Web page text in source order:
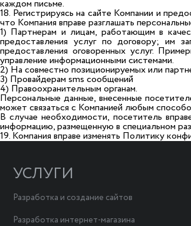
каждом письме.
18. Регистрируясь на сайте Компании и
что Компания вправе разглашать
1) Партнерам и лицам, работающим в
предоставления услуг по договору; им
предоставления оговоренных услуг.
управление информационными системами.
2) На совместно позиционируемых или
3) Провайдерам sms сообщений
4) Правоохранительным органам.
Персональные данные, внесенные
может связаться с Компанией любым
В случае необходимости, посетитель
информацию, размещенную в специальном
19. Компания вправе изменять Политику
УСЛУГИ
Разработка и создание сайтов
Разработка интернет-магазина